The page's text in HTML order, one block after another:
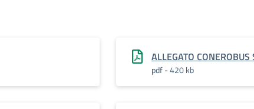
ALLEGATO CONEROBUS
pdf - 420 kb